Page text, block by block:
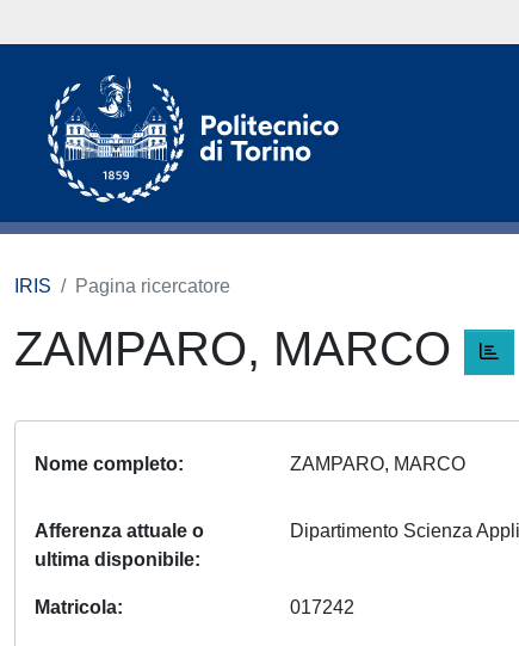
IRIS Pagina ricercatore
ZAMPARO, MARCO
Nome completo ZAMPARO, MARCO
Afferenza attuale o
ultima disponibile
Dipartimento Scienza
Matricola 017242